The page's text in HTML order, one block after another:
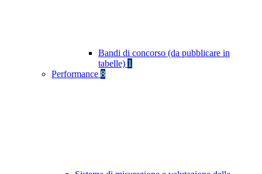
Bandi di concorso (da pubblicare in
tabelle) 1
Performance 8